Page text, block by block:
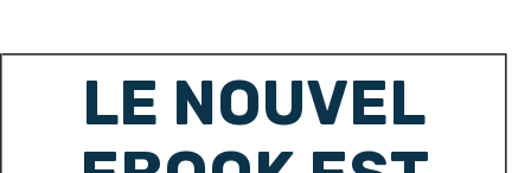
LE NOUVEL